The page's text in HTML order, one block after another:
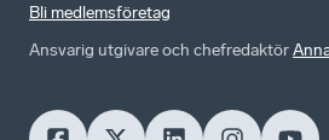
Bli medlemsföretag
Ansvarig utgivare och chefredaktör